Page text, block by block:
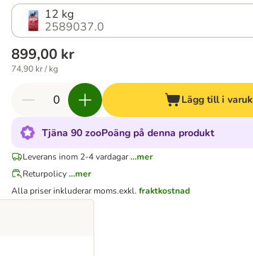
12 kg
2589037.0
899,00 kr
74,90 kr / kg
Lägg till i
Tjäna 90 zooPoäng på denna produkt
Leverans inom 2-4 vardagar ...mer
Returpolicy ...mer
Alla priser inkluderar moms.exkl.fraktkostnad